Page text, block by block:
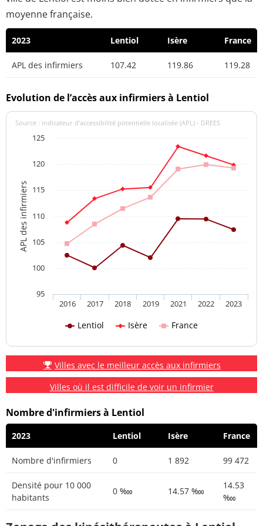
moyenne française.
2023 Lentiol Isère France
APL des infirmiers 107.42 119.86 119.28
Evolution de l’accès aux infirmiers à Lentiol
APL des infirmiers
Source : indicateur d’accessibilité potentielle localisée (APL) - DREES
Lentiol Isère France
2016 2017 2018 2019 2021 2022 2023
95
100
105
110
115
120
125
Villes avec le meilleur accès aux infirmiers
Villes où il est difficile de voir un infirmier
Nombre d'infirmiers à Lentiol
2023 Lentiol Isère France
Nombre d'infirmiers 0 1 892 99 472
Densité pour 10 000
habitants
0 ‱ 14.57 ‱
14.53
‱